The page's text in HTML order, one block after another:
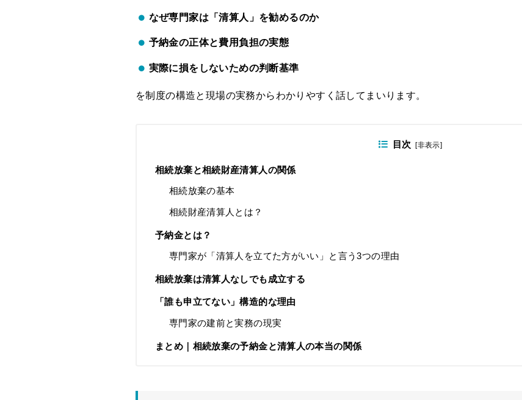
なぜ専門家は「清算人」を勧めるのか
予納金の正体と費用負担の実態
実際に損をしないための判断基準
を制度の構造と現場の実務からわかりやすく話してまいります。
目次 [非表示]
相続放棄と相続財産清算人の関係
相続放棄の基本
相続財産清算人とは？
予納金とは？
専門家が「清算人を立てた方がいい」と言う3つの理由
相続放棄は清算人なしでも成立する
「誰も申立てない」構造的な理由
専門家の建前と実務の現実
まとめ｜相続放棄の予納金と清算人の本当の関係